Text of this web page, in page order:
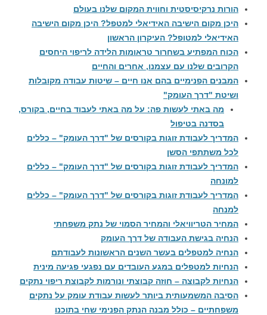
הורות נרקיסיסטית וחווית המקום שלנו בעולם
היכן מקום הישיבה האידיאלי למטפל? היכן מקום הישיבה
האידיאלי למטופל? העיקרון הראשון
הכוח המפתיע בשחרור טראומות הלידה לריפוי היחסים
הקרובים שלנו עם עצמנו, אחרים והחיים
המבנים הפנימיים בהם אנו חיים – שיטות עבודה מקובלות
ושיטת "דרך העומק"
מה באתי לעשות פה: על מה באתי לעבוד בחיים, בקורס,
בסדנה בטיפול
המדריך לעבודת זוגות בקורסים של "דרך העומק" – כללים
לכל משתתפי הסשן
המדריך לעבודת זוגות בקורסים של "דרך העומק" – כללים
למונחה
המדריך לעבודת זוגות בקורסים של "דרך העומק" – כללים
למנחה
המחיר הטריוויאלי והמחיר הסמוי של נתק משפחתי
הנחיה בגישת העבודה של דרך העומק
הנחיה למטפלים בעשר השנים הראשונות לעבודתם
הנחיות למטפלים במגע העובדים עם נפגעי פגיעה מינית
הנחיות לקבוצה – חוזה קבוצתי ונורמות לקבוצת ריפוי נתקים
הסיבה המשמעותית ביותר לעשות עבודת עומק על נתקים
משפחתיים – כולל מבנה הנתק הפנימי שחי בתוכנו